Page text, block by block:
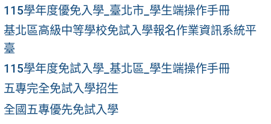
115學年度優免入學_臺北市_學生端操作手冊
基北區高級中等學校免試入學報名作業資訊系統平
臺
115學年度免試入學_基北區_學生端操作手冊
五專完全免試入學招生
全國五專優先免試入學